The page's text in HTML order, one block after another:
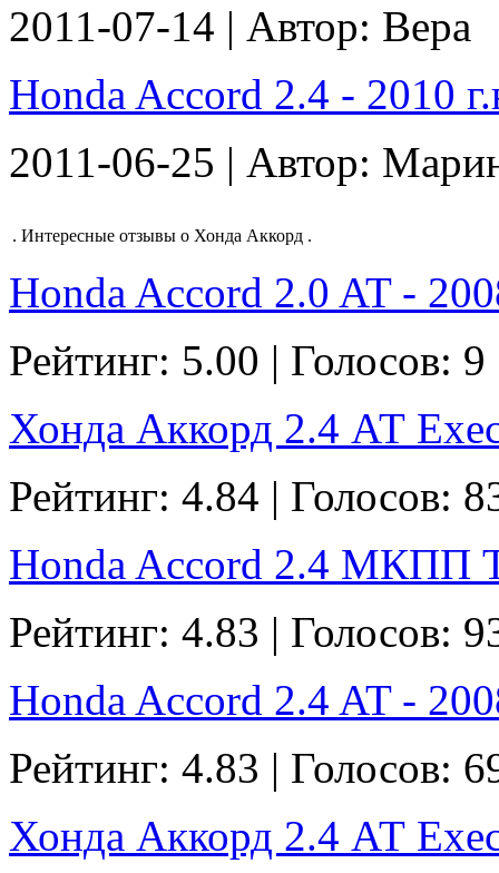
2011-07-14 | Автор: Вера
Honda Accord 2.4 - 2010
2011-06-25 | Автор:
. Интересные отзывы о Хонда Аккорд .
Honda Accord 2.0 AT -
Рейтинг: 5.00 | Голосов: 9
Хонда Аккорд 2.4 АТ
Рейтинг: 4.84 | Голосов:
Honda Accord 2.4 МКПП
Рейтинг: 4.83 | Голосов:
Honda Accord 2.4 AT -
Рейтинг: 4.83 | Голосов:
Хонда Аккорд 2.4 АТ